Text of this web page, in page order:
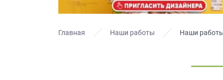
Главная Наши работы Наши